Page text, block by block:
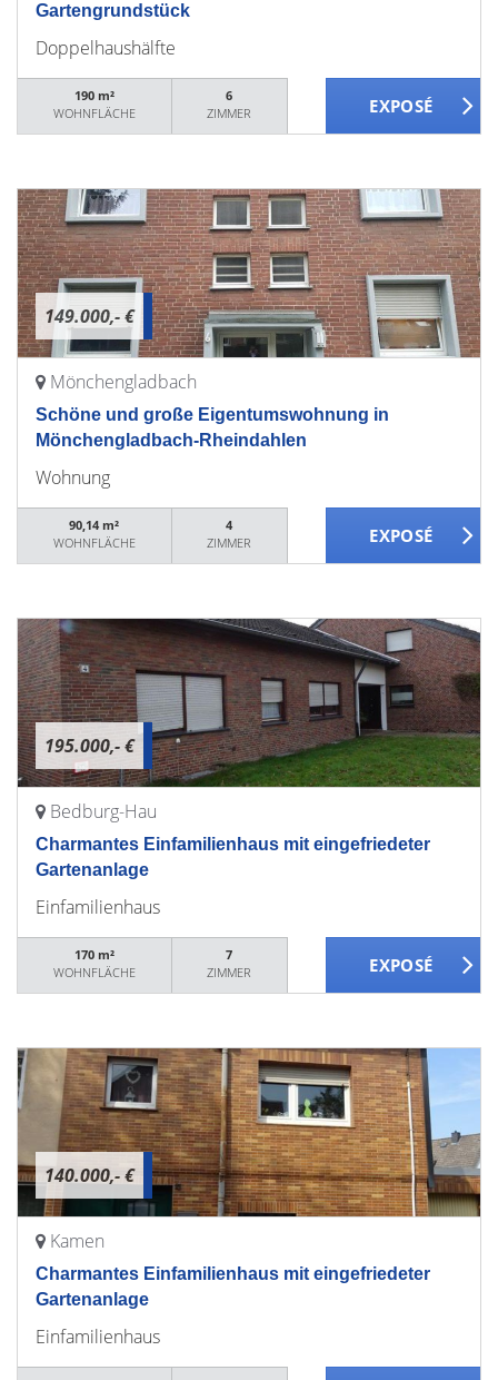
Gartengrundstück
Doppelhaushälfte
190 m²
WOHNFLÄCHE
6
ZIMMER
149.000,- €
Mönchengladbach
Schöne und große Eigentumswohnung in
Mönchengladbach-Rheindahlen
Wohnung
90,14 m²
WOHNFLÄCHE
4
ZIMMER
195.000,- €
Bedburg-Hau
Charmantes Einfamilienhaus mit eingefriedeter
Gartenanlage
Einfamilienhaus
170 m²
WOHNFLÄCHE
7
ZIMMER
140.000,- €
Kamen
Charmantes Einfamilienhaus mit eingefriedeter
Gartenanlage
Einfamilienhaus